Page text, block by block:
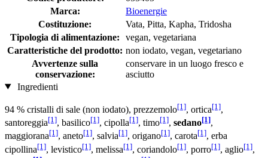
Marca:
Bioenergie
Costituzione:
Vata, Pitta, Kapha, Tridosha
Tipologia di alimentazione:
vegan, vegetariana
Caratteristiche del prodotto: non iodato, vegan, vegetariano
Avvertenze sulla
conservazione:
conservare in un luogo fresco e
asciutto
Ingredienti
94 % cristalli di sale (non iodato), prezzemolo[1], ortica[1],
santoreggia[1], basilico[1], cipolla[1], timo[1], sedano[1],
maggiorana[1], aneto[1], salvia[1], origano[1], carota[1], erba
cipollina[1], levistico[1], melissa[1], coriandolo[1], porro[1], aglio[1],